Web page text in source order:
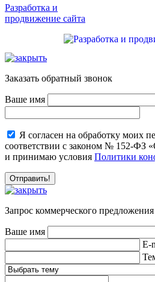
Разработка и
продвижение сайта
Заказать обратный звонок
Ваше имя
Я согласен на обработку моих
соответствии с законом № 152-ФЗ
и принимаю условия Политики
Запрос коммерческого предложения
Ваше имя
E-